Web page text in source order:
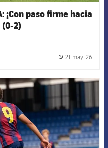
¡Con paso firme hacia
2)
21 may. 26
Barcelona badge